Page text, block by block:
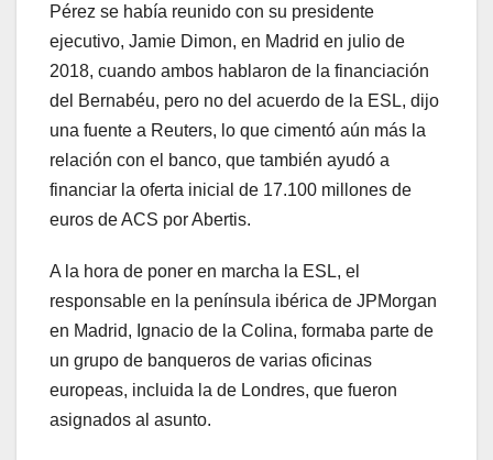
Pérez se había reunido con su presidente
ejecutivo, Jamie Dimon, en Madrid en julio de
2018, cuando ambos hablaron de la financiación
del Bernabéu, pero no del acuerdo de la ESL, dijo
una fuente a Reuters, lo que cimentó aún más la
relación con el banco, que también ayudó a
financiar la oferta inicial de 17.100 millones de
euros de ACS por Abertis.
A la hora de poner en marcha la ESL, el
responsable en la península ibérica de JPMorgan
en Madrid, Ignacio de la Colina, formaba parte de
un grupo de banqueros de varias oficinas
europeas, incluida la de Londres, que fueron
asignados al asunto.